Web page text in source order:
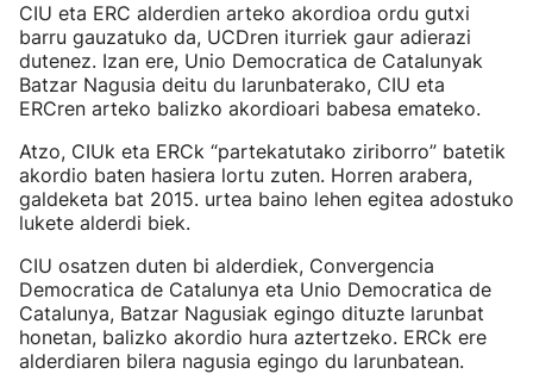
CIU eta ERC alderdien arteko akordioa ordu gutxi
barru gauzatuko da, UCDren iturriek gaur adierazi
dutenez. Izan ere, Unio Democratica de Catalunyak
Batzar Nagusia deitu du larunbaterako, CIU eta
ERCren arteko balizko akordioari babesa emateko.
Atzo, CIUk eta ERCk “partekatutako ziriborro” batetik
akordio baten hasiera lortu zuten. Horren arabera,
galdeketa bat 2015. urtea baino lehen egitea adostuko
lukete alderdi biek.
CIU osatzen duten bi alderdiek, Convergencia
Democratica de Catalunya eta Unio Democratica de
Catalunya, Batzar Nagusiak egingo dituzte larunbat
honetan, balizko akordio hura aztertzeko. ERCk ere
alderdiaren bilera nagusia egingo du larunbatean.